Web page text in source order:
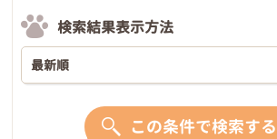
検索結果表示方法
この条件で検索する